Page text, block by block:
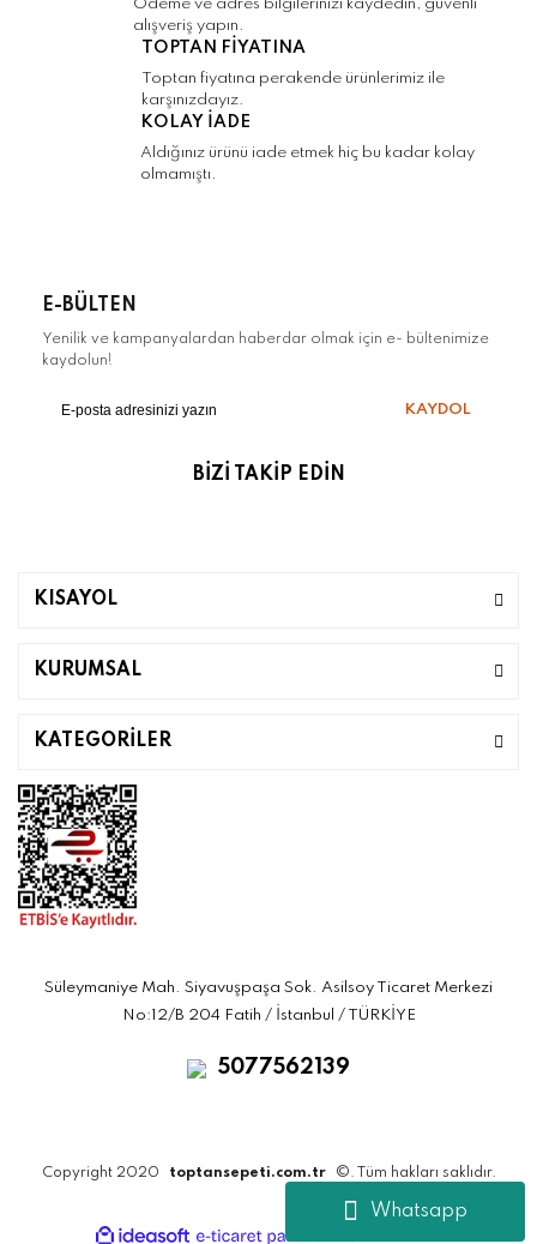
Whatsapp
Ödeme ve adres bilgilerinizi kaydedin, güvenli
alışveriş yapın.
TOPTAN FİYATINA
Toptan fiyatına perakende ürünlerimiz ile
karşınızdayız.
KOLAY İADE
Aldığınız ürünü iade etmek hiç bu kadar kolay
olmamıştı.
E-BÜLTEN
Yenilik ve kampanyalardan haberdar olmak için e- bültenimize
kaydolun!
KAYDOL
BİZİ TAKİP EDİN
KISAYOL
KURUMSAL
KATEGORİLER
Süleymaniye Mah. Siyavuşpaşa Sok. Asilsoy Ticaret Merkezi
No:12/B 204 Fatih / İstanbul / TÜRKİYE
5077562139
Copyright 2020 toptansepeti.com.tr ©. Tüm hakları saklıdır.
ideasoft